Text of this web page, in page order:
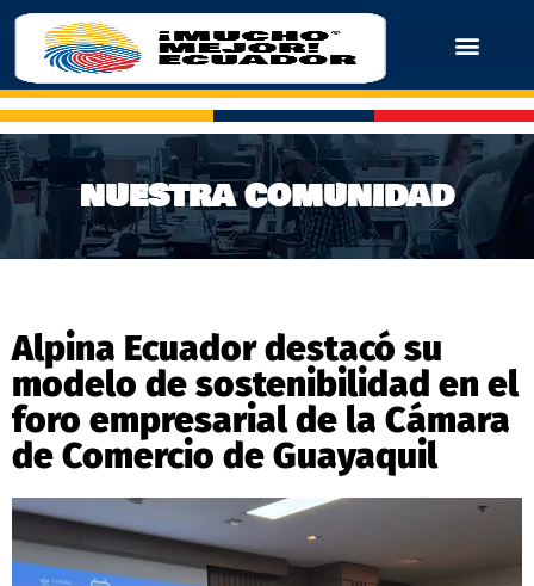
NUESTRA COMUNIDAD
Alpina Ecuador destacó su
modelo de sostenibilidad en el
foro empresarial de la Cámara
de Comercio de Guayaquil